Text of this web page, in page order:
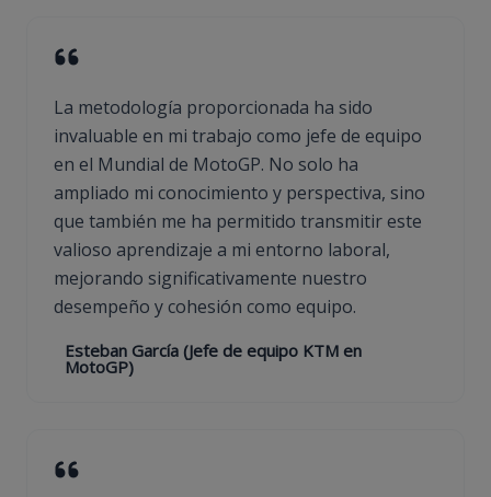
La metodología proporcionada ha sido
invaluable en mi trabajo como jefe de equipo
en el Mundial de MotoGP. No solo ha
ampliado mi conocimiento y perspectiva, sino
que también me ha permitido transmitir este
valioso aprendizaje a mi entorno laboral,
mejorando significativamente nuestro
desempeño y cohesión como equipo.
Esteban García (Jefe de equipo KTM en
MotoGP)